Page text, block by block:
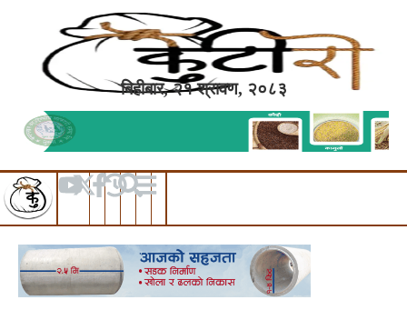
बिहीबार, २१ श्रावण, २०८३